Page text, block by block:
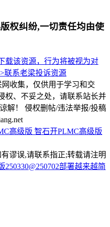
权纠纷,一切责任均由使
载该资源，行为将被视为对
联系老梁投诉资源
收集，仅供用于学习和交
权、不妥之处，请联系站长并
解！ 侵权删帖/违法举报/投稿
高级版 智石开PLMC高级版
谬误,请联系指正;转载请注明
250330@250702部署越来越简